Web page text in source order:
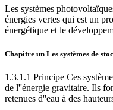
Les systèmes
énergies vertes qui est un
énergétique et le
Chapitre un Les systèmes de
1.3.1.1 Principe Ces
de l''énergie gravitaire. Ils
retenues d''eau à des